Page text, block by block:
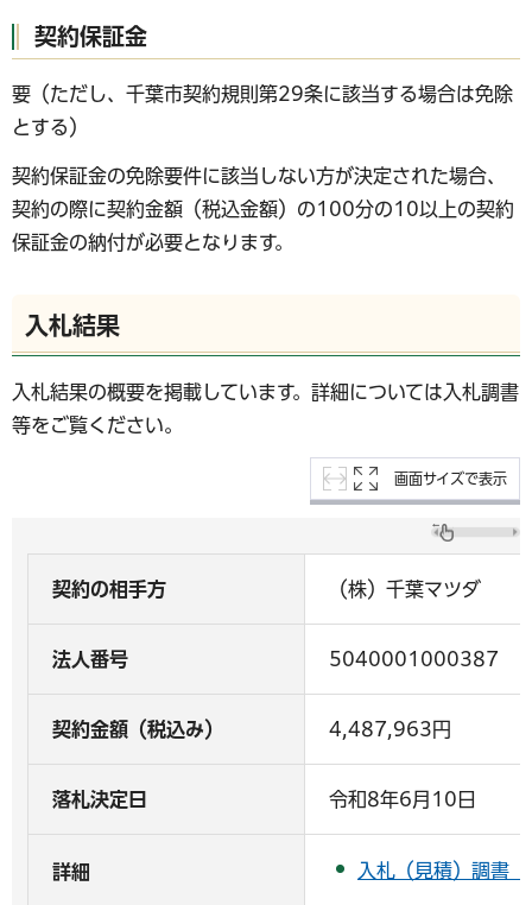
契約保証金
要（ただし、千葉市契約規則第29条に該当する場合は免除
とする）
契約保証金の免除要件に該当しない方が決定された場合、
契約の際に契約金額（税込金額）の100分の10以上の契約
保証金の納付が必要となります。
入札結果
入札結果の概要を掲載しています。詳細については入札調書
等をご覧ください。
画面サイズで表示
契約の相手方 （株）千葉マツダ
法人番号 5040001000387
契約金額（税込み） 4,487,963円
落札決定日 令和8年6月10日
詳細 入札（見積）調書